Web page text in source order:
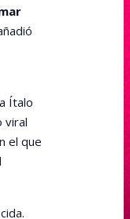
Ítalo
viral
el que